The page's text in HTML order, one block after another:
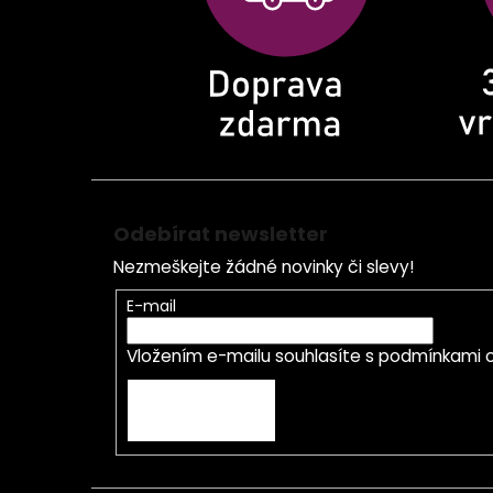
Odebírat newsletter
Nezmeškejte žádné novinky či slevy!
E-mail
Vložením e-mailu souhlasíte s podmínkami